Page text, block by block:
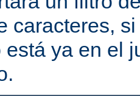
caracteres,
está ya en el